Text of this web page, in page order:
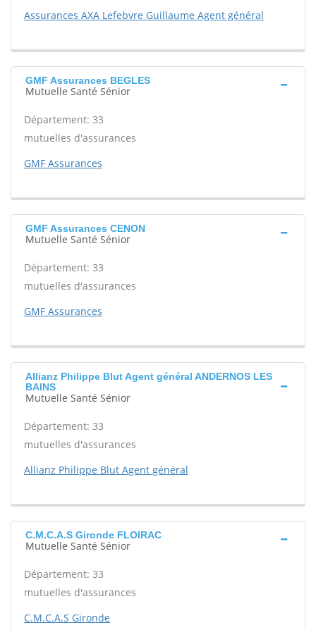
Assurances AXA Lefebvre Guillaume Agent général
GMF Assurances BEGLES
Mutuelle Santé Sénior
Département: 33
mutuelles d'assurances
GMF Assurances
GMF Assurances CENON
Mutuelle Santé Sénior
Département: 33
mutuelles d'assurances
GMF Assurances
Allianz Philippe Blut Agent général ANDERNOS LES
BAINS
Mutuelle Santé Sénior
Département: 33
mutuelles d'assurances
Allianz Philippe Blut Agent général
C.M.C.A.S Gironde FLOIRAC
Mutuelle Santé Sénior
Département: 33
mutuelles d'assurances
C.M.C.A.S Gironde